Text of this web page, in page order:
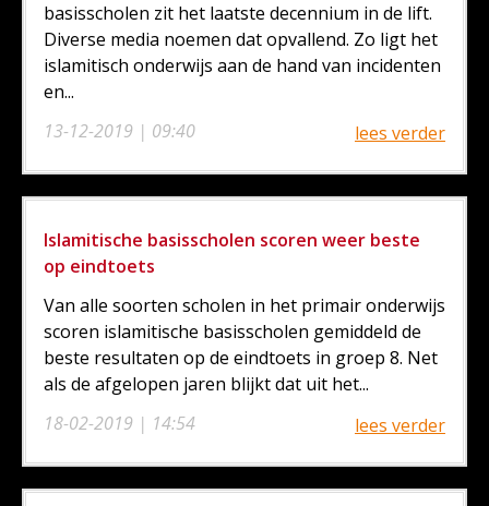
13-12-2019 | 09:40
basisscholen zit het laatste decennium in de lift.
Diverse media noemen dat opvallend. Zo ligt het
islamitisch onderwijs aan de hand van incidenten
en...
lees verder
Islamitische basisscholen scoren weer beste
op eindtoets
18-02-2019 | 14:54
Van alle soorten scholen in het primair onderwijs
scoren islamitische basisscholen gemiddeld de
beste resultaten op de eindtoets in groep 8. Net
als de afgelopen jaren blijkt dat uit het...
lees verder